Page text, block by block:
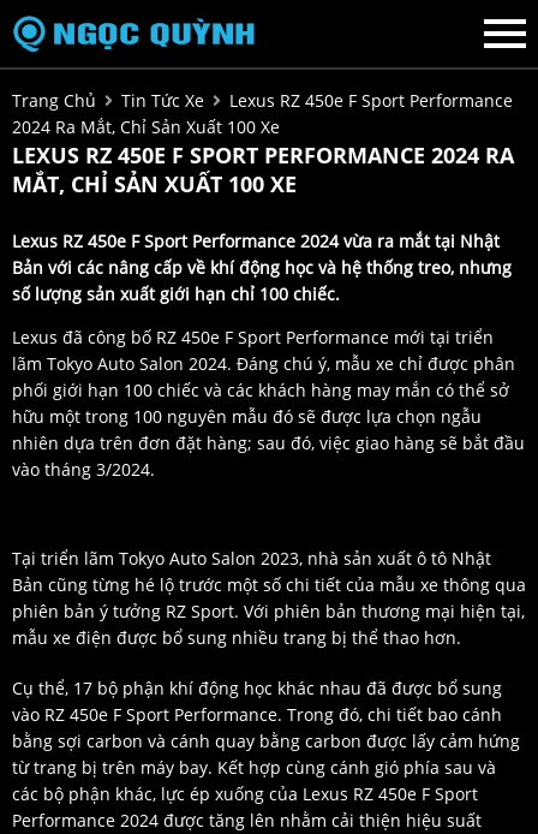
Trang Chủ Tin Tức Xe
Lexus RZ 450e F Sport Performance
2024 Ra Mắt, Chỉ Sản Xuất 100 Xe
LEXUS RZ 450E F SPORT PERFORMANCE 2024 RA
MẮT, CHỈ SẢN XUẤT 100 XE
Lexus RZ 450e F Sport Performance 2024 vừa ra mắt tại Nhật
Bản với các nâng cấp về khí động học và hệ thống treo, nhưng
số lượng sản xuất giới hạn chỉ 100 chiếc.
Lexus đã công bố RZ 450e F Sport Performance mới tại triển
lãm Tokyo Auto Salon 2024. Đáng chú ý, mẫu xe chỉ được phân
phối giới hạn 100 chiếc và các khách hàng may mắn có thể sở
hữu một trong 100 nguyên mẫu đó sẽ được lựa chọn ngẫu
nhiên dựa trên đơn đặt hàng; sau đó, việc giao hàng sẽ bắt đầu
vào tháng 3/2024.
Tại triển lãm Tokyo Auto Salon 2023, nhà sản xuất ô tô Nhật
Bản cũng từng hé lộ trước một số chi tiết của mẫu xe thông qua
phiên bản ý tưởng RZ Sport. Với phiên bản thương mại hiện tại,
mẫu xe điện được bổ sung nhiều trang bị thể thao hơn.
Cụ thể, 17 bộ phận khí động học khác nhau đã được bổ sung
vào RZ 450e F Sport Performance. Trong đó, chi tiết bao cánh
bằng sợi carbon và cánh quay bằng carbon được lấy cảm hứng
từ trang bị trên máy bay. Kết hợp cùng cánh gió phía sau và
các bộ phận khác, lực ép xuống của Lexus RZ 450e F Sport
Performance 2024 được tăng lên nhằm cải thiện hiệu suất